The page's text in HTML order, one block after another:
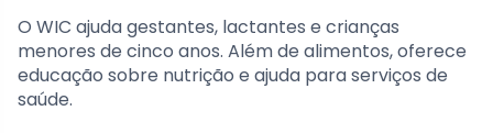
O WIC ajuda gestantes, lactantes e crianças
menores de cinco anos. Além de alimentos, oferece
educação sobre nutrição e ajuda para serviços de
saúde.